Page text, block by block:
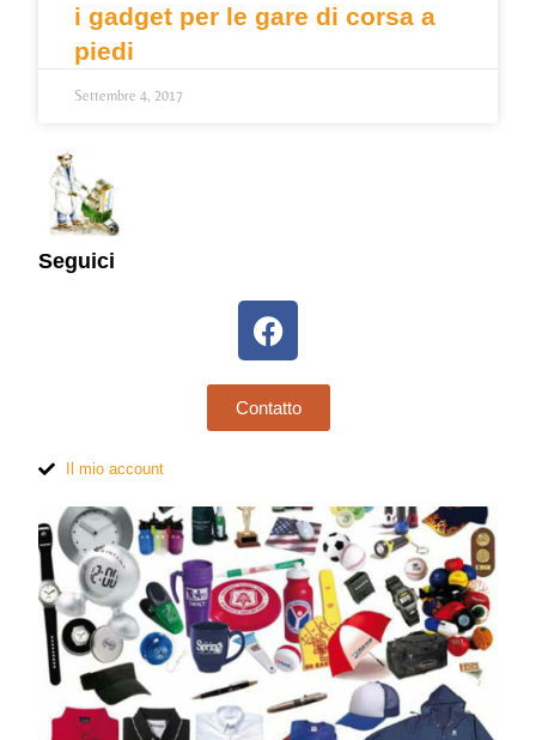
i gadget per le gare di corsa a
piedi
Settembre 4, 2017
Seguici
Contatto
Il mio account